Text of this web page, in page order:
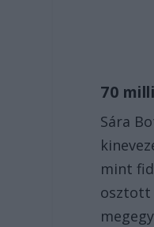
70
Sára
mint
osztott